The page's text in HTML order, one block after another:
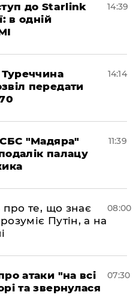
до Starlink
в одній
14:39
передати
14:14
"Мадяра"
палацу
11:39
про те, що знає
Путін, а на
08:00
атаки "на всі
та звернулася
07:30